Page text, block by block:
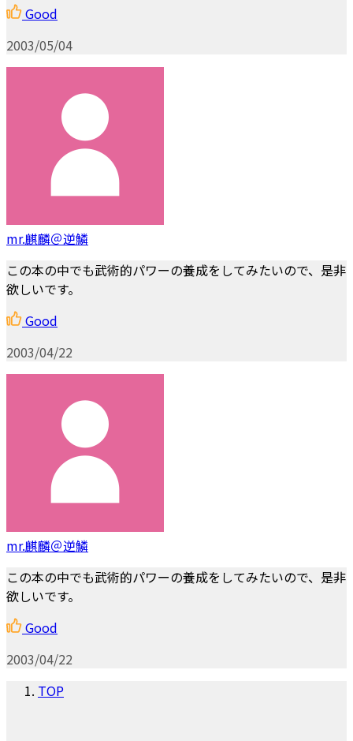
Good
2003/05/04
mr.麒麟＠逆鱗
この本の中でも武術的パワーの養成をしてみたいので、是非
欲しいです。
Good
2003/04/22
mr.麒麟＠逆鱗
この本の中でも武術的パワーの養成をしてみたいので、是非
欲しいです。
Good
2003/04/22
TOP